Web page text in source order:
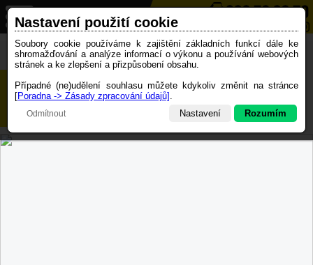
Zpět na výpis Tisk karty
Škoda Scala 1.0 TSI 81kW LED 1.MAJ.
Nastavení použití cookie
Soubory cookie používáme k zajištění základních funkcí dále ke
shromažďování a analýze informací o výkonu a používání webových
stránek a ke zlepšení a přizpůsobení obsahu.
Případné (ne)udělení souhlasu můžete kdykoliv změnit na stránce
[Poradna -> Zásady zpracování údajů] .
Odmítnout Nastavení Rozumím
Technické cookies